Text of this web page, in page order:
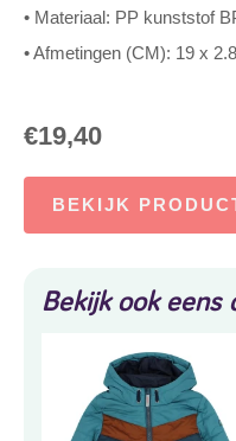
• Materiaal: PP kunststof
• Afmetingen (CM): 19 x 2.8
€19,40
BEKIJK
Bekijk ook eens